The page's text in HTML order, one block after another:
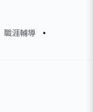
職涯輔導